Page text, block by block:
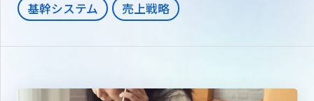
基幹システム
売上戦略